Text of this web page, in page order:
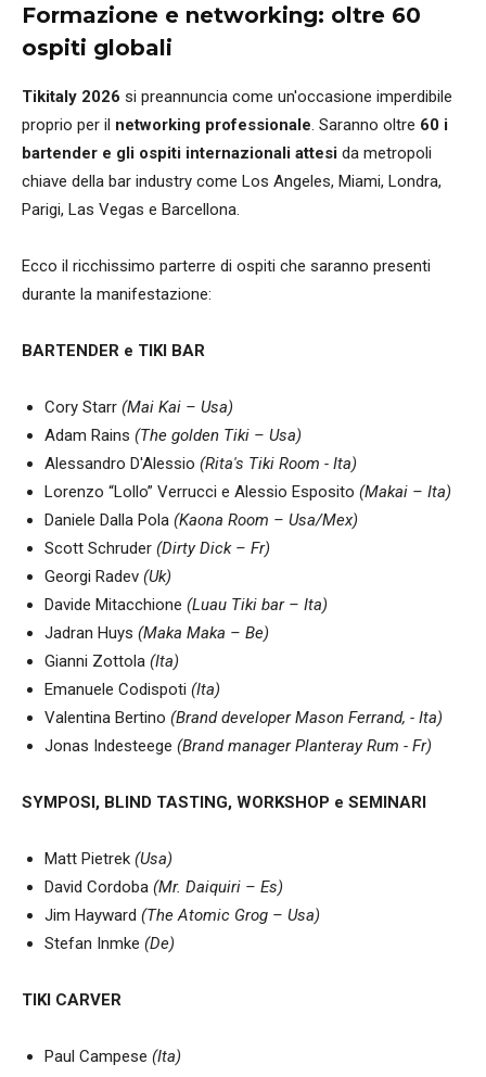
Formazione e networking: oltre 60
ospiti globali
Tikitaly 2026 si preannuncia come un'occasione imperdibile
proprio per il networking professionale. Saranno oltre 60 i
bartender e gli ospiti internazionali attesi da metropoli
chiave della bar industry come Los Angeles, Miami, Londra,
Parigi, Las Vegas e Barcellona.
Ecco il ricchissimo parterre di ospiti che saranno presenti
durante la manifestazione:
BARTENDER e TIKI BAR
Cory Starr (Mai Kai – Usa)
Adam Rains (The golden Tiki – Usa)
Alessandro D'Alessio (Rita's Tiki Room - Ita)
Lorenzo “Lollo” Verrucci e Alessio Esposito (Makai – Ita)
Daniele Dalla Pola (Kaona Room – Usa/Mex)
Scott Schruder (Dirty Dick – Fr)
Georgi Radev (Uk)
Davide Mitacchione (Luau Tiki bar – Ita)
Jadran Huys (Maka Maka – Be)
Gianni Zottola (Ita)
Emanuele Codispoti (Ita)
Valentina Bertino (Brand developer Mason Ferrand, - Ita)
Jonas Indesteege (Brand manager Planteray Rum - Fr)
SYMPOSI, BLIND TASTING, WORKSHOP e SEMINARI
Matt Pietrek (Usa)
David Cordoba (Mr. Daiquiri – Es)
Jim Hayward (The Atomic Grog – Usa)
Stefan Inmke (De)
TIKI CARVER
Paul Campese (Ita)